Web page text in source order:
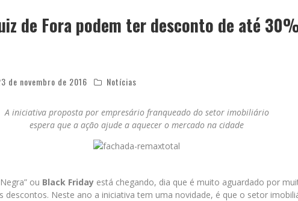
APÓS SAIR DA KONDZILLA, DJ DANNY ALBUQUERQUE INICIA NOVA FASE
de Fora podem ter desconto de até
de novembro de 2016 Notícias
A iniciativa proposta por empresário franqueado do setor imobiliário
espera que a ação ajude a aquecer o mercado na cidade
ou Black Friday está chegando, dia que é muito aguardado por
descontos. Neste ano a iniciativa tem uma novidade, é que o setor